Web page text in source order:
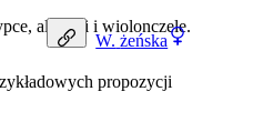
W. żeńska
altówki i wiolonczele.
propozycji